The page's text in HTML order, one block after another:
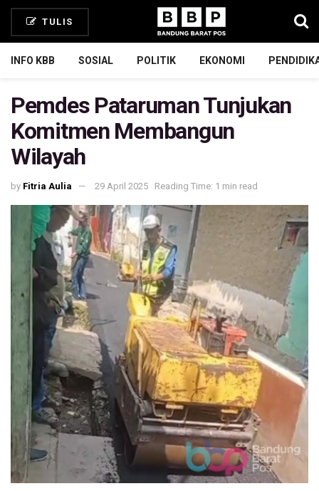
TULIS
INFO KBB SOSIAL POLITIK EKONOMI
Pemdes Pataruman Tunjukan
Komitmen Membangun
Wilayah
by Fitria Aulia 29 April 2025 Reading Time: 1 min read